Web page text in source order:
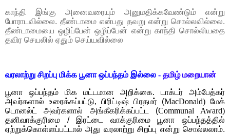
காந்தி இங்கு அனைவரையும் அனுமதிக்கவேண்டும் என்று
போராடவில்லை. தீண்டாமை என்பது தவறு என்று சொல்லவில்லை.
தீண்டாமையை ஒழிப்பேன் ஒழிப்பேன் என்று காந்தி சொல்லியதை
தவிர செயலில் ஏதும் செய்யவில்லை
வரலாற்று சிறப்பு மிக்க பூனா ஒப்பந்தம் இல்லை - தமிழ் மறையான்
பூனா ஒப்பந்தம் மிக மட்டமான அறிக்கை. டாக்டர் அம்பேத்கர்
அவர்களால் உரைக்கப்பட்டு, பிரிட்டிஷ் பிரதமர் (MacDonald) மேக்
டொனல்ட் அவர்களால் அங்கீகரிக்கப்பட்ட (Communal Award)
தனிவாக்குரிமை / இரட்டை வாக்குரிமை பூனா ஒப்பந்தத்தில்
ஏற்றுக்கொள்ளப்பட்டால் அது வரலாற்று சிறப்பு என்று சொல்லலாம்.